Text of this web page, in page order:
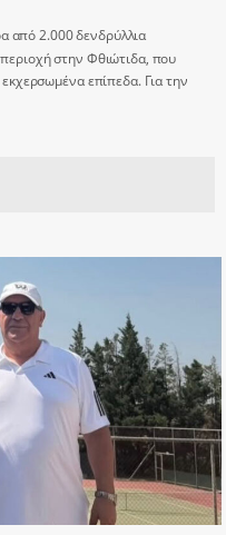
από 2.000 δενδρύλλια
στην Φθιώτιδα, που
επίπεδα. Για την